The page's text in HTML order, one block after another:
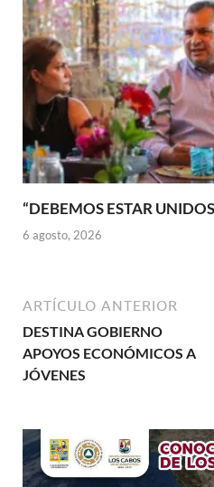
“DEBEMOS ESTAR
6 agosto, 2026
ARTÍCULO ANTERIOR
DESTINA GOBIERNO
APOYOS ECONÓMICOS A
JÓVENES